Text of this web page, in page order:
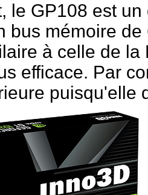
le GP108 est
bus mémoire
à celle de
efficace. Par
puisqu'elle